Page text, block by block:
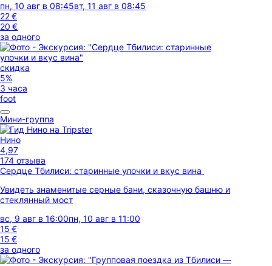
пн, 10 авг в 08:45вт, 11 авг в 08:45
22 €
20 €
за одного
скидка
5%
3 часа
foot
Мини-группа
Нино
4,97
174 отзыва
Сердце Тбилиси: старинные улочки и вкус вина
Увидеть знаменитые серные бани, сказочную башню и
стеклянный мост
вс, 9 авг в 16:00пн, 10 авг в 11:00
15 €
15 €
за одного